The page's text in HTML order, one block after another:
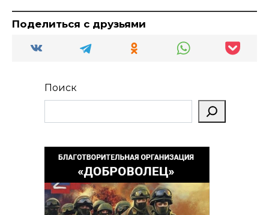
Поделиться с друзьями
Поиск